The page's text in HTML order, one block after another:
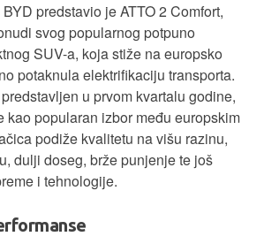
predstavio je ATTO 2 Comfort,
svog popularnog potpuno
SUV-a, koja stiže na europsko
potaknula elektrifikaciju transporta.
u prvom kvartalu godine,
kao popularan izbor među europskim
podiže kvalitetu na višu razinu,
dulji doseg, brže punjenje te još
i tehnologije.